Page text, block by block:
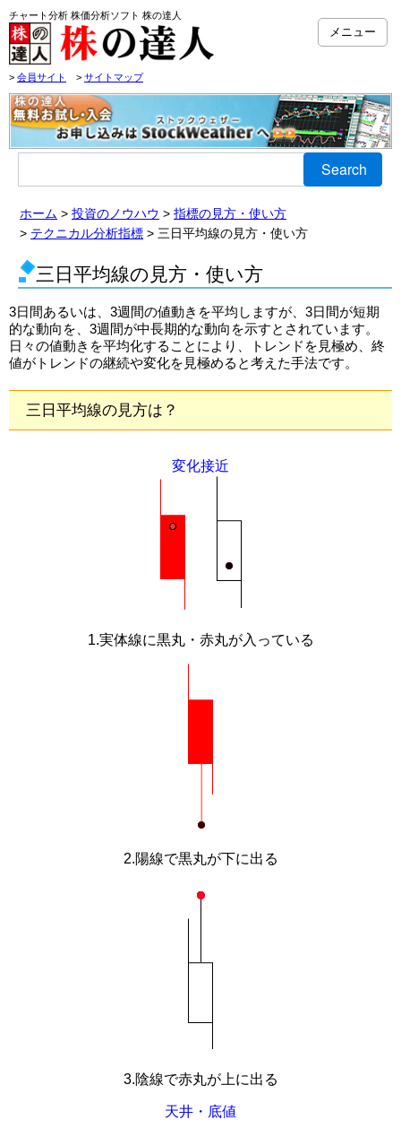
チャート分析 株価分析ソフト 株の達人
> 会員サイト > サイトマップ
Search
メニュー
ホーム 投資のノウハウ
指標の見方・使い方
テクニカル分析指標
三日平均線の見方・使い方
三日平均線の見方・使い方
3日間あるいは、3週間の値動きを平均しますが、3日間が短期
的な動向を、3週間が中長期的な動向を示すとされています。
日々の値動きを平均化することにより、トレンドを見極め、終
値がトレンドの継続や変化を見極めると考えた手法です。
三日平均線の見方は？
変化接近
1.実体線に黒丸・赤丸が入っている
2.陽線で黒丸が下に出る
3.陰線で赤丸が上に出る
天井・底値